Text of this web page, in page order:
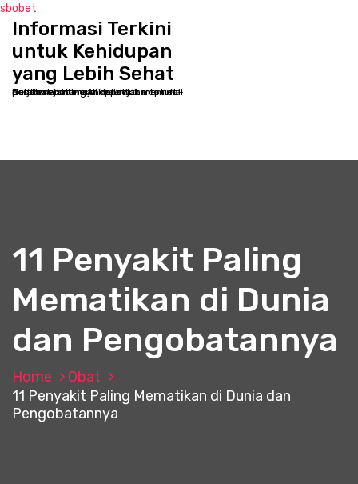
sbobet
Informasi Terkini
untuk Kehidupan
yang Lebih Sehat
Selamat datang di kppbcjakarta.net - Destinasi online Anda untuk memulai perjalanan menuju kesehatan optimal dan kesejahteraan holistik
11 Penyakit Paling
Mematikan di Dunia
dan Pengobatannya
Home
Obat
11 Penyakit Paling Mematikan di Dunia dan
Pengobatannya